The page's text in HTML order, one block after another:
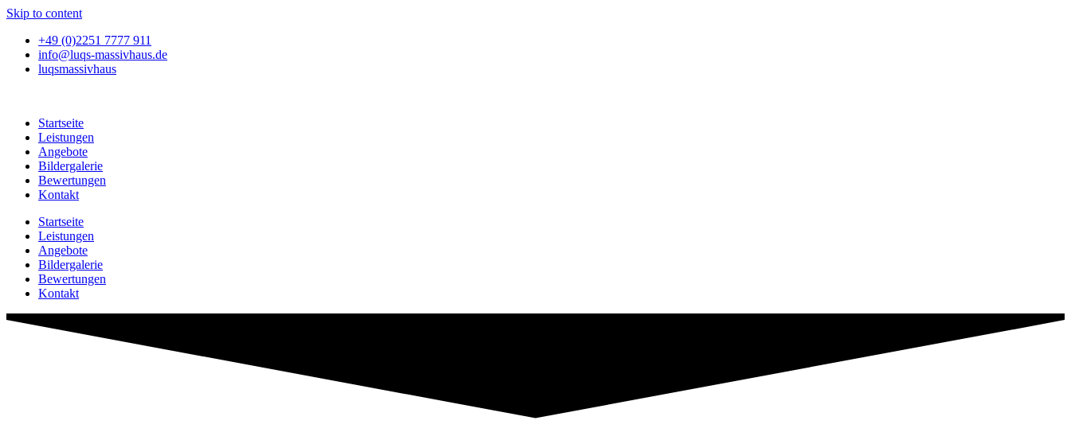
Skip to content
+49 (0)2251 7777 911
info@luqs-massivhaus.de
luqsmassivhaus
Startseite
Leistungen
Angebote
Bildergalerie
Bewertungen
Kontakt
Startseite
Leistungen
Angebote
Bildergalerie
Bewertungen
Kontakt